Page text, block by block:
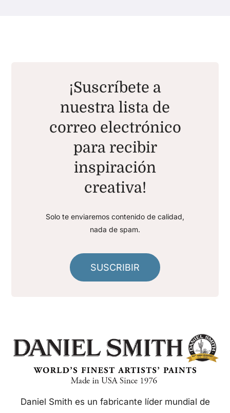
¡Suscríbete a
nuestra lista de
correo electrónico
para recibir
inspiración
creativa!
Solo te enviaremos contenido de calidad,
nada de spam.
SUSCRIBIR
Daniel Smith es un fabricante líder mundial de